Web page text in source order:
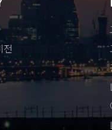
전